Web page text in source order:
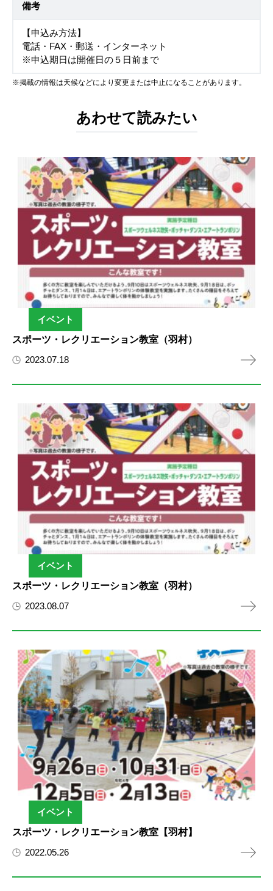
備考
【申込み方法】
電話・FAX・郵送・インターネット
※申込期日は開催日の５日前まで
※掲載の情報は天候などにより変更または中止になることがあります。
あわせて読みたい
イベント
スポーツ・レクリエーション教室（羽村）
2023.07.18
イベント
スポーツ・レクリエーション教室（羽村）
2023.08.07
イベント
スポーツ・レクリエーション教室【羽村】
2022.05.26